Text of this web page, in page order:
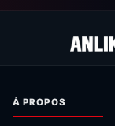
À PROPOS